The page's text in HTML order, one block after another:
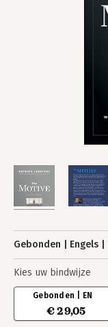
Gebonden Engels
Kies uw bindwijze
Gebonden | EN
€ 29,05